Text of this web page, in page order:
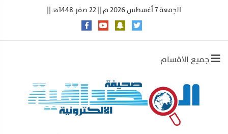
الجمعة 7 أغسطس 2026 م || 22 صفر 1448هـ ||
جميع الاقسام